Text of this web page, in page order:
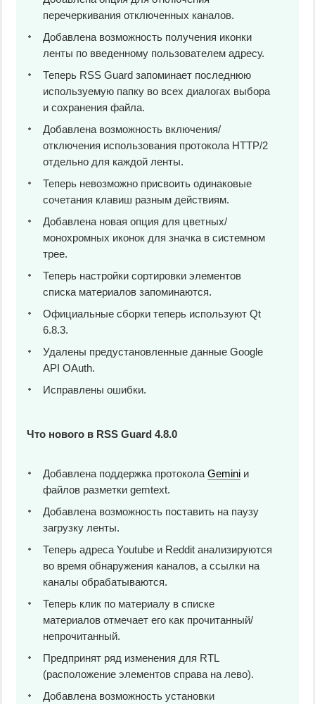
перечеркивания отключенных каналов.
Добавлена возможность получения иконки
ленты по введенному пользователем адресу.
Теперь RSS Guard запоминает последнюю
используемую папку во всех диалогах выбора
и сохранения файла.
Добавлена возможность включения/
отключения использования протокола HTTP/2
отдельно для каждой ленты.
Теперь невозможно присвоить одинаковые
сочетания клавиш разным действиям.
Добавлена новая опция для цветных/
монохромных иконок для значка в системном
трее.
Теперь настройки сортировки элементов
списка материалов запоминаются.
Официальные сборки теперь используют Qt
6.8.3.
Удалены предустановленные данные Google
API OAuth.
Исправлены ошибки.
Что нового в RSS Guard 4.8.0
Добавлена поддержка протокола Gemini и
файлов разметки gemtext.
Добавлена возможность поставить на паузу
загрузку ленты.
Теперь адреса Youtube и Reddit анализируются
во время обнаружения каналов, а ссылки на
каналы обрабатываются.
Теперь клик по материалу в списке
материалов отмечает его как прочитанный/
непрочитанный.
Предпринят ряд изменения для RTL
(расположение элементов справа на лево).
Добавлена возможность установки